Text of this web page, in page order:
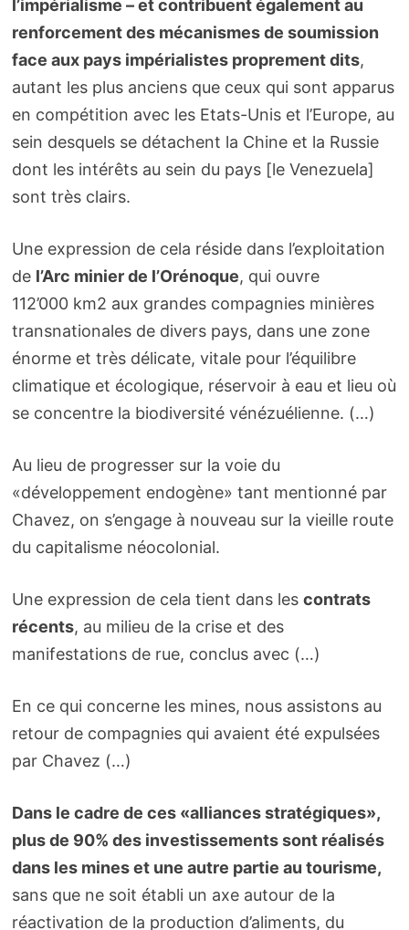
l’impérialisme – et contribuent également au
renforcement des mécanismes de soumission
face aux pays impérialistes proprement dits,
autant les plus anciens que ceux qui sont apparus
en compétition avec les Etats-Unis et l’Europe, au
sein desquels se détachent la Chine et la Russie
dont les intérêts au sein du pays [le Venezuela]
sont très clairs.
Une expression de cela réside dans l’exploitation
de l’Arc minier de l’Orénoque, qui ouvre
112’000 km2 aux grandes compagnies minières
transnationales de divers pays, dans une zone
énorme et très délicate, vitale pour l’équilibre
climatique et écologique, réservoir à eau et lieu où
se concentre la biodiversité vénézuélienne. (…)
Au lieu de progresser sur la voie du
«développement endogène» tant mentionné par
Chavez, on s’engage à nouveau sur la vieille route
du capitalisme néocolonial.
Une expression de cela tient dans les contrats
récents, au milieu de la crise et des
manifestations de rue, conclus avec (…)
En ce qui concerne les mines, nous assistons au
retour de compagnies qui avaient été expulsées
par Chavez (…)
Dans le cadre de ces «alliances stratégiques»,
plus de 90% des investissements sont réalisés
dans les mines et une autre partie au tourisme,
sans que ne soit établi un axe autour de la
réactivation de la production d’aliments, du